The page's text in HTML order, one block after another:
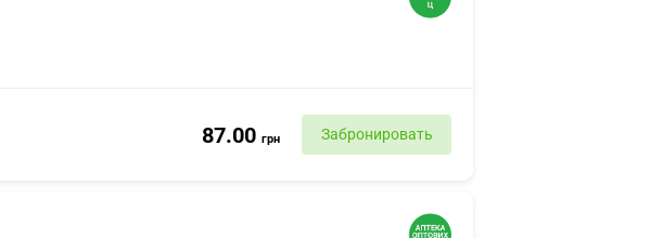
87.00 грн Забронировать